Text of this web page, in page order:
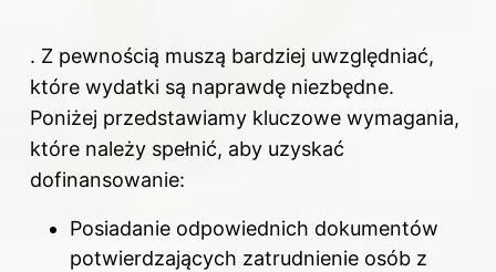
. Z pewnością muszą bardziej uwzględniać,
które wydatki są naprawdę niezbędne.
Poniżej przedstawiamy kluczowe wymagania,
które należy spełnić, aby uzyskać
dofinansowanie:
Posiadanie odpowiednich dokumentów
potwierdzających zatrudnienie osób z